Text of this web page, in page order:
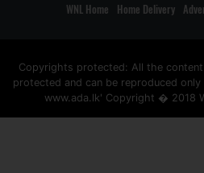
WNL Home Home Delivery
Copyrights protected: All the
protected and can be reproduced
www.ada.lk' Copyright � 2018